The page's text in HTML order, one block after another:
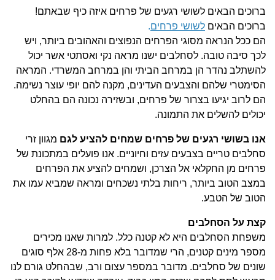
ברוכים הבאים לשושי רגעים של פרחים איזה כיף שבאתם!
ברוכים הבאים לשושי פרחים.
הם ככל הנראה מסוגי הפרחים הנפוצים והאהובים ביותר, ויש
לכך סיבה טובה. לסחלבים ישנו מראה נקי ואסתטי אשר יכול
להשתלב נהדר הן במרחב הביתי והן במרחב המשרדי. המראה
הסימטרי שלהם והצבעים העדינים, מקנה להם יופי עוצר נשימה.
הם לרוב יגיעו בצרור של פרחים, ובשזירה נכונה הם בהחלט
יכולים להשלים את התמונה.
אנו בשושי רגעים של פרחים שמחים להציע לגם מגוון זרי
סחלבים טריים בצבעים עזים וחיוניים. אנו פועלים במתכונת של
פרחים מן החקלאי אל הצרכן, ושמחים להציע את הפרחים
במצב הטוב ביותר, ריחות בלתי נשכחים ומראה שמביא עמו את
הטוב של הטבע.
קצת על הסחלבים
משפחת הסחלבים היא לא קטנה כלל. למרות שאנו מכירים
מספר מינים קטנים, הרי שמדובר בלא פחות מ-28 אלף סוגים
שונים של סחלבים. מדובר במספר עצום ורב, שבהחלט גורם לנו